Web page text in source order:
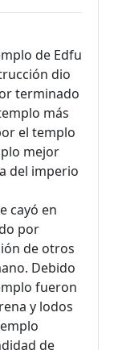
de Edfu
dio
terminado
más
el templo
mejor
del imperio
cayó en
por
de otros
Debido
fueron
y lodos
de